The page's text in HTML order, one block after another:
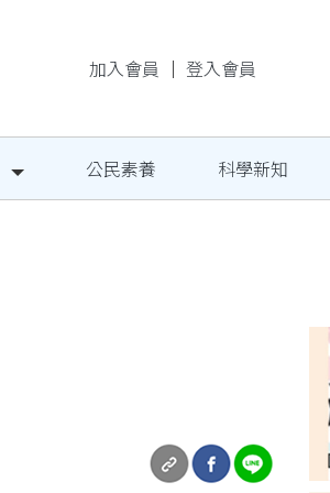
加入會員 ｜ 登入會員
公民素養 科學新知